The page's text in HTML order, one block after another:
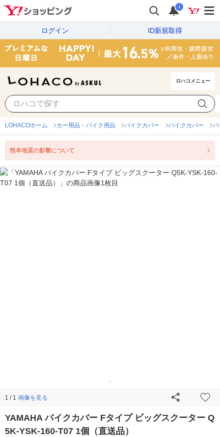
i
ログイン ID新規取得
ロハコメニュー
LOHACOホーム カー用品・バイク用品 バイクカバー バイクカバー バ
熊本地震の影響について
1 / 1 画像を見る
YAMAHA バイクカバー Fタイプ ビッグスクーター Q
5K-YSK-160-T07 1個（直送品）